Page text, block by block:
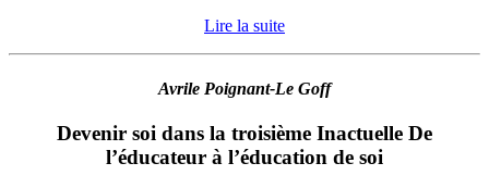
Lire la suite
Avrile Poignant-Le Goff
Devenir soi dans la troisième Inactuelle De
l’éducateur à l’éducation de soi